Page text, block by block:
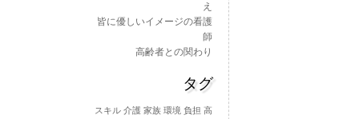
え
皆に優しいイメージの看護
師
高齢者との関わり
タグ
スキル 介護 家族 環境 負担 高